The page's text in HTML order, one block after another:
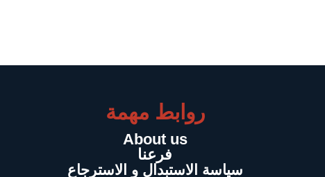
روابط مهمة
About us
فرعنا
سياسة الاستبدال و الاسترجاع